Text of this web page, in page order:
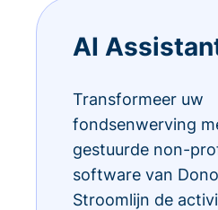
AI
Transformeer uw
fondsenwerving
gestuurde non-
software van
Stroomlijn de